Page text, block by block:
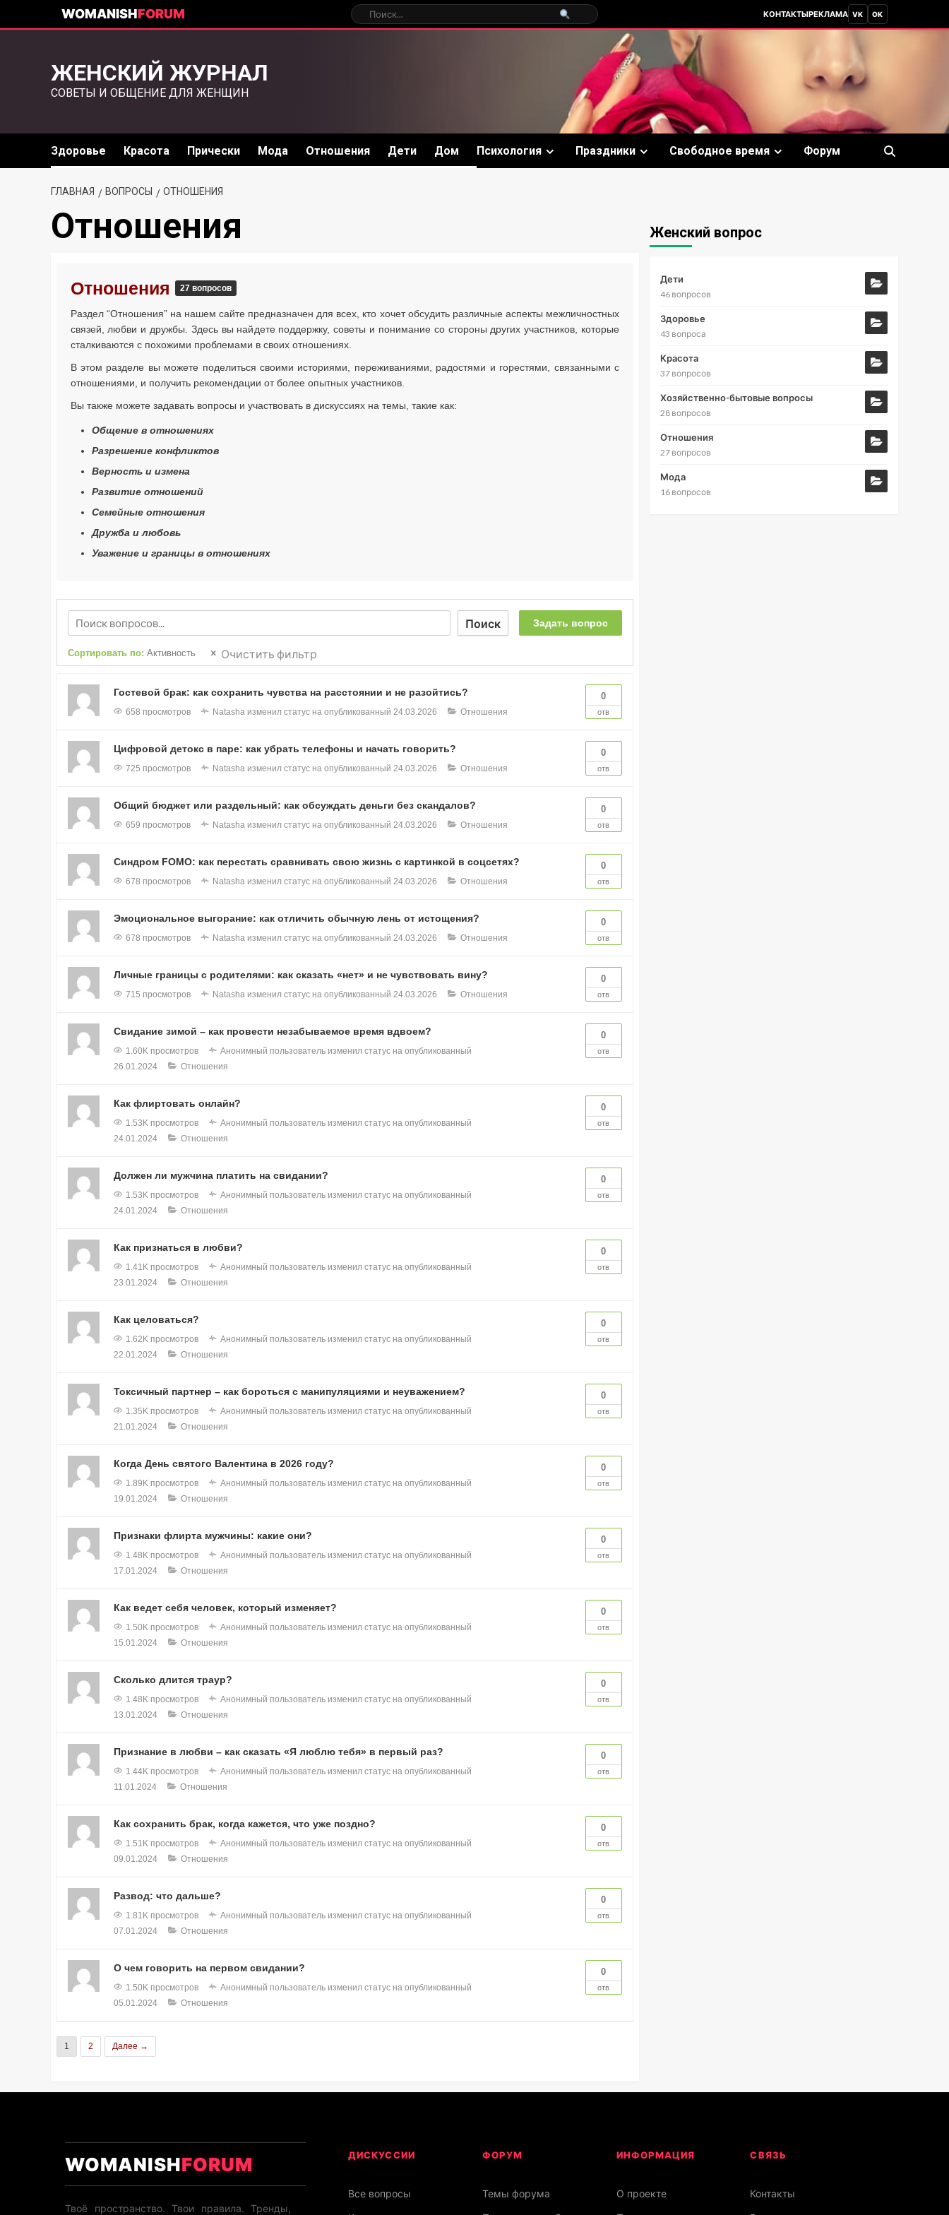
WOMANISHFORUM КОНТАКТЫРЕКЛАМА VK OK
ЖЕНСКИЙ ЖУРНАЛ
СОВЕТЫ И ОБЩЕНИЕ ДЛЯ ЖЕНЩИН
Здоровье Красота Прически Мода Отношения Дети Дом Психология Праздники Свободное время Форум
ГЛАВНАЯ ВОПРОСЫ ОТНОШЕНИЯ
Отношения
Отношения 27 вопросов
Раздел “Отношения” на нашем сайте предназначен для всех, кто хочет обсудить различные аспекты межличностных
связей, любви и дружбы. Здесь вы найдете поддержку, советы и понимание со стороны других участников, которые
сталкиваются с похожими проблемами в своих отношениях.
В этом разделе вы можете поделиться своими историями, переживаниями, радостями и горестями, связанными с
отношениями, и получить рекомендации от более опытных участников.
Вы также можете задавать вопросы и участвовать в дискуссиях на темы, такие как:
Общение в отношениях
Разрешение конфликтов
Верность и измена
Развитие отношений
Семейные отношения
Дружба и любовь
Уважение и границы в отношениях
Задать вопрос
Поиск
Сортировать по: Активность Очистить фильтр
0
отв
Гостевой брак: как сохранить чувства на расстоянии и не разойтись?
658 просмотров Natashaизменил статус на опубликованный 24.03.2026 Отношения
0
отв
Цифровой детокс в паре: как убрать телефоны и начать говорить?
725 просмотров Natashaизменил статус на опубликованный 24.03.2026 Отношения
0
отв
Общий бюджет или раздельный: как обсуждать деньги без скандалов?
659 просмотров Natashaизменил статус на опубликованный 24.03.2026 Отношения
0
отв
Синдром FOMO: как перестать сравнивать свою жизнь с картинкой в соцсетях?
678 просмотров Natashaизменил статус на опубликованный 24.03.2026 Отношения
0
отв
Эмоциональное выгорание: как отличить обычную лень от истощения?
678 просмотров Natashaизменил статус на опубликованный 24.03.2026 Отношения
0
отв
Личные границы с родителями: как сказать «нет» и не чувствовать вину?
715 просмотров Natashaизменил статус на опубликованный 24.03.2026 Отношения
0
отв
Свидание зимой – как провести незабываемое время вдвоем?
1.60K просмотров Анонимный пользовательизменил статус на опубликованный
26.01.2024
Отношения
0
отв
Как флиртовать онлайн?
1.53K просмотров Анонимный пользовательизменил статус на опубликованный
24.01.2024
Отношения
0
отв
Должен ли мужчина платить на свидании?
1.53K просмотров Анонимный пользовательизменил статус на опубликованный
24.01.2024
Отношения
0
отв
Как признаться в любви?
1.41K просмотров Анонимный пользовательизменил статус на опубликованный
23.01.2024
Отношения
0
отв
Как целоваться?
1.62K просмотров Анонимный пользовательизменил статус на опубликованный
22.01.2024
Отношения
0
отв
Токсичный партнер – как бороться с манипуляциями и неуважением?
1.35K просмотров Анонимный пользовательизменил статус на опубликованный
21.01.2024
Отношения
0
отв
Когда День святого Валентина в 2026 году?
1.89K просмотров Анонимный пользовательизменил статус на опубликованный
19.01.2024
Отношения
0
отв
Признаки флирта мужчины: какие они?
1.48K просмотров Анонимный пользовательизменил статус на опубликованный
17.01.2024
Отношения
0
отв
Как ведет себя человек, который изменяет?
1.50K просмотров Анонимный пользовательизменил статус на опубликованный
15.01.2024
Отношения
0
отв
Сколько длится траур?
1.48K просмотров Анонимный пользовательизменил статус на опубликованный
13.01.2024
Отношения
0
отв
Признание в любви – как сказать «Я люблю тебя» в первый раз?
1.44K просмотров Анонимный пользовательизменил статус на опубликованный
11.01.2024
Отношения
0
отв
Как сохранить брак, когда кажется, что уже поздно?
1.51K просмотров Анонимный пользовательизменил статус на опубликованный
09.01.2024
Отношения
0
отв
Развод: что дальше?
1.81K просмотров Анонимный пользовательизменил статус на опубликованный
07.01.2024
Отношения
0
отв
О чем говорить на первом свидании?
1.50K просмотров Анонимный пользовательизменил статус на опубликованный
05.01.2024
Отношения
1 2 Далее →
Женский вопрос
Дети
46 вопросов
Здоровье
43 вопроса
Красота
37 вопросов
Хозяйственно-бытовые вопросы
28 вопросов
Отношения
27 вопросов
Мода
16 вопросов
WOMANISHFORUM
Твоё пространство. Твои правила. Тренды,
ДИСКУССИИ
Все вопросы
ФОРУМ
Темы форума
ИНФОРМАЦИЯ
О проекте
СВЯЗЬ
Контакты